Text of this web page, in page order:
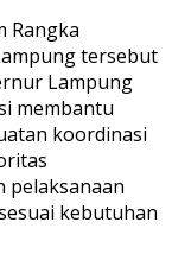
Rangka
tersebut
Lampung
membantu
koordinasi
pelaksanaan
kebutuhan